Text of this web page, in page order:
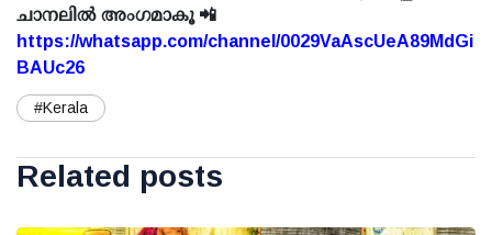
ചാനലിൽ അംഗമാകൂ 📲
https://whatsapp.com/channel/0029VaAscUeA89MdGi
BAUc26
#Kerala
Related posts